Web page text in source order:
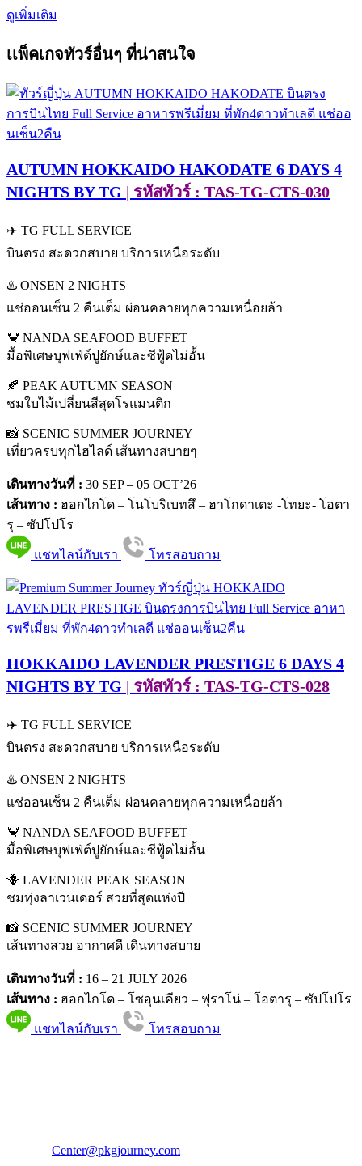
ดูเพิ่มเติม
เเพ็คเกจทัวร์อื่นๆ ที่น่าสนใจ
AUTUMN HOKKAIDO HAKODATE 6 DAYS 4
NIGHTS BY TG | รหัสทัวร์ : TAS-TG-CTS-030
✈️ TG FULL SERVICE
บินตรง สะดวกสบาย บริการเหนือระดับ
♨️ ONSEN 2 NIGHTS
แช่ออนเซ็น 2 คืนเต็ม ผ่อนคลายทุกความเหนื่อยล้า
🦀 NANDA SEAFOOD BUFFET
มื้อพิเศษบุฟเฟ่ต์ปูยักษ์และซีฟู้ดไม่อั้น
🍂 PEAK AUTUMN SEASON
ชมใบไม้เปลี่ยนสีสุดโรแมนติก
📸 SCENIC SUMMER JOURNEY
เที่ยวครบทุกไฮไลด์ เส้นทางสบายๆ
เดินทางวันที่ : 30 SEP – 05 OCT’26
เส้นทาง : ฮอกไกโด – โนโบริเบทสึ – ฮาโกดาเตะ -โทยะ- โอตา
รุ – ซัปโปโร
แชทไลน์กับเรา โทรสอบถาม
HOKKAIDO LAVENDER PRESTIGE 6 DAYS 4
NIGHTS BY TG | รหัสทัวร์ : TAS-TG-CTS-028
✈️ TG FULL SERVICE
บินตรง สะดวกสบาย บริการเหนือระดับ
♨️ ONSEN 2 NIGHTS
แช่ออนเซ็น 2 คืนเต็ม ผ่อนคลายทุกความเหนื่อยล้า
🦀 NANDA SEAFOOD BUFFET
มื้อพิเศษบุฟเฟ่ต์ปูยักษ์และซีฟู้ดไม่อั้น
🪻 LAVENDER PEAK SEASON
ชมทุ่งลาเวนเดอร์ สวยที่สุดแห่งปี
📸 SCENIC SUMMER JOURNEY
เส้นทางสวย อากาศดี เดินทางสบาย
เดินทางวันที่ : 16 – 21 JULY 2026
เส้นทาง : ฮอกไกโด – โซอุนเคียว – ฟุราโน่ – โอตารุ – ซัปโปโร
แชทไลน์กับเรา โทรสอบถาม
Center@pkgjourney.com